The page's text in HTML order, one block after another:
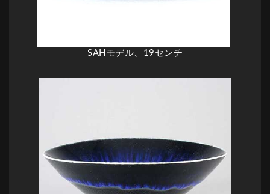
SAHモデル、19センチ